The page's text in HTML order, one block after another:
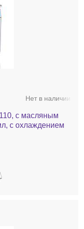
Нет в наличии
с масляным
с охлаждением